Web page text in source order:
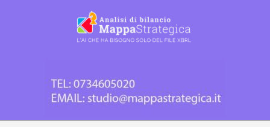
Bilancio
Mappa
Strategica